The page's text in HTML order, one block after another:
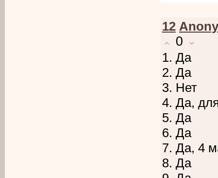
12
0
1. Да
2. Да
3. Нет
4. Да,
5. Да
6. Да
7. Да, 4
8. Да